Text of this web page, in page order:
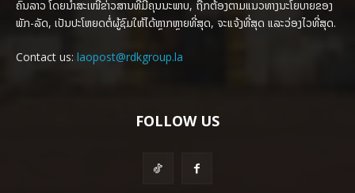
ຄົນລາວ ໂດຍນຳສະເໜີຂ່າວສານທີ່ມີຄຸນນະພາບ, ຖືກຕ້ອງຕາມແນວທາງນະໂຍບາຍຂອງ
ພັກ-ລັດ, ເປັນປະໂຫຍດຕໍ່ຜູ້ຊົມໃຫ້ໄດ້ຫຼາກຫຼາຍທີ່ສຸດ, ຈະແຈ້ງທີ່ສຸດ ແລະວ່ອງໄວທີ່ສຸດ.
Contact us: laopost@rdkgroup.la
FOLLOW US